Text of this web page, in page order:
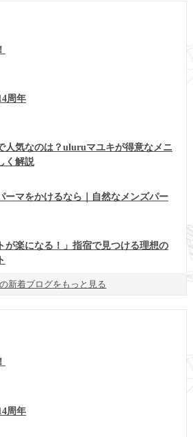
周年
人気なのは？uluruマユキが得意なメニ
く解説
ーマをかけるなら｜自然なメンズパー
が楽になる！」指宿で見つける理想の
新着ブログをもっと見る
周年